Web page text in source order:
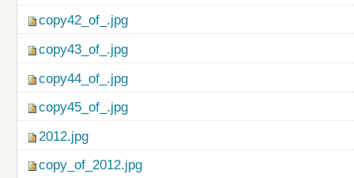
copy42_of_.jpg
copy43_of_.jpg
copy44_of_.jpg
copy45_of_.jpg
2012.jpg
copy_of_2012.jpg